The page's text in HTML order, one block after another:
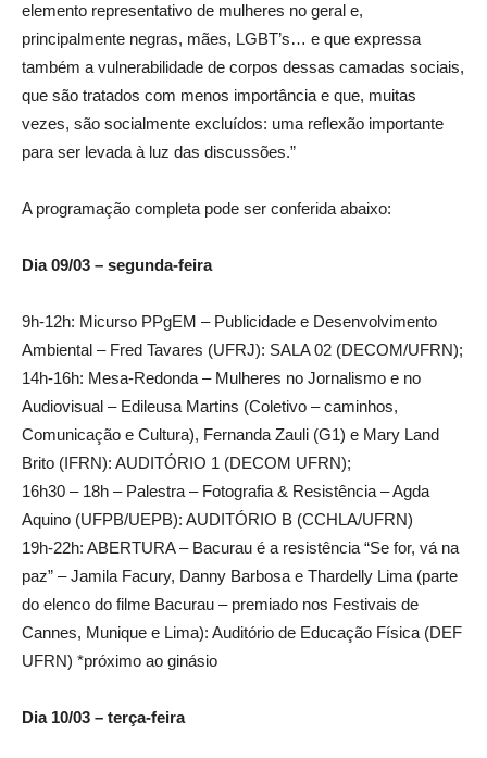
elemento representativo de mulheres no geral e,
principalmente negras, mães, LGBT’s… e que expressa
também a vulnerabilidade de corpos dessas camadas sociais,
que são tratados com menos importância e que, muitas
vezes, são socialmente excluídos: uma reflexão importante
para ser levada à luz das discussões.”
A programação completa pode ser conferida abaixo:
Dia 09/03 – segunda-feira
9h-12h: Micurso PPgEM – Publicidade e Desenvolvimento
Ambiental – Fred Tavares (UFRJ): SALA 02 (DECOM/UFRN);
14h-16h: Mesa-Redonda – Mulheres no Jornalismo e no
Audiovisual – Edileusa Martins (Coletivo – caminhos,
Comunicação e Cultura), Fernanda Zauli (G1) e Mary Land
Brito (IFRN): AUDITÓRIO 1 (DECOM UFRN);
16h30 – 18h – Palestra – Fotografia & Resistência – Agda
Aquino (UFPB/UEPB): AUDITÓRIO B (CCHLA/UFRN)
19h-22h: ABERTURA – Bacurau é a resistência “Se for, vá na
paz” – Jamila Facury, Danny Barbosa e Thardelly Lima (parte
do elenco do filme Bacurau – premiado nos Festivais de
Cannes, Munique e Lima): Auditório de Educação Física (DEF
UFRN) *próximo ao ginásio
Dia 10/03 – terça-feira